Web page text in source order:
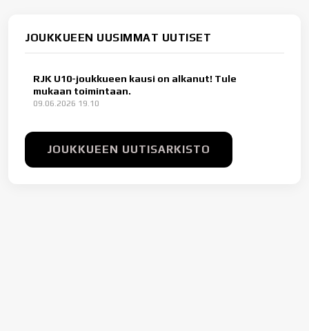
JOUKKUEEN UUSIMMAT UUTISET
RJK U10-joukkueen kausi on alkanut! Tule
mukaan toimintaan.
09.06.2026 19.10
JOUKKUEEN UUTISARKISTO